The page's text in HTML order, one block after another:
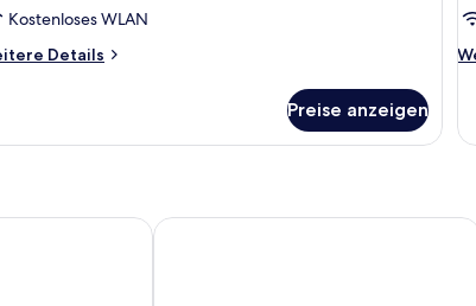
Kostenloses WLAN
Details
Preise anzeigen
der NürnbergMesseFuerther Hotel Mercure Nuernberg